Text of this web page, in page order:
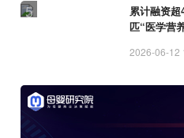
5
累计融资
匹“医学营
2026-06-12